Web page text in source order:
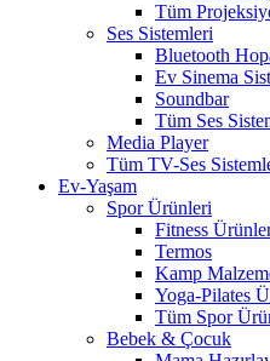
Tüm
Ses Sistemleri
Bluetooth
Ev Sinema
Soundbar
Tüm Ses
Media Player
Tüm TV-Ses
Ev-Yaşam
Spor Ürünleri
Fitness
Termos
Kamp
Yoga-Pilates
Tüm Spor
Bebek & Çocuk